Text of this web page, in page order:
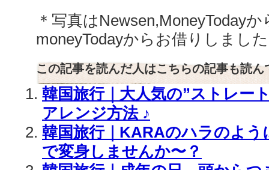
＊写真はNewsen,MoneyToday
moneyTodayからお借りしまし
この記事を読んだ人はこちらの記事も読ん
韓国旅行｜大人気の”ストレー
アレンジ方法 ♪
韓国旅行｜KARAのハラのよう
で変身しませんか〜？